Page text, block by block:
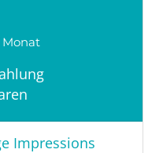
Impressions